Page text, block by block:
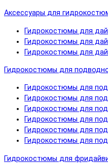
Аксессуары для
Гидрокостюмы для
Гидрокостюмы для
Гидрокостюмы для
Гидрокостюмы для
Гидрокостюмы для
Гидрокостюмы для
Гидрокостюмы для
Гидрокостюмы для
Гидрокостюмы для
Гидрокостюмы для
Гидрокостюмы для